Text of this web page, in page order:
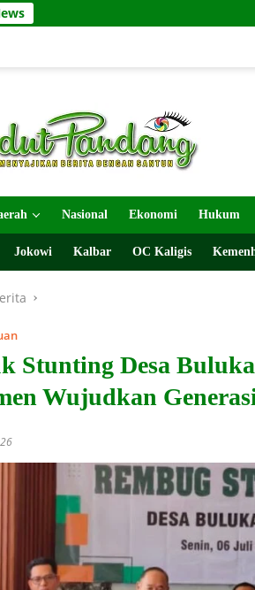
Nasional Ekonomi Hukum
Jokowi Kalbar OC Kaligis
Stunting Desa
Wujudkan